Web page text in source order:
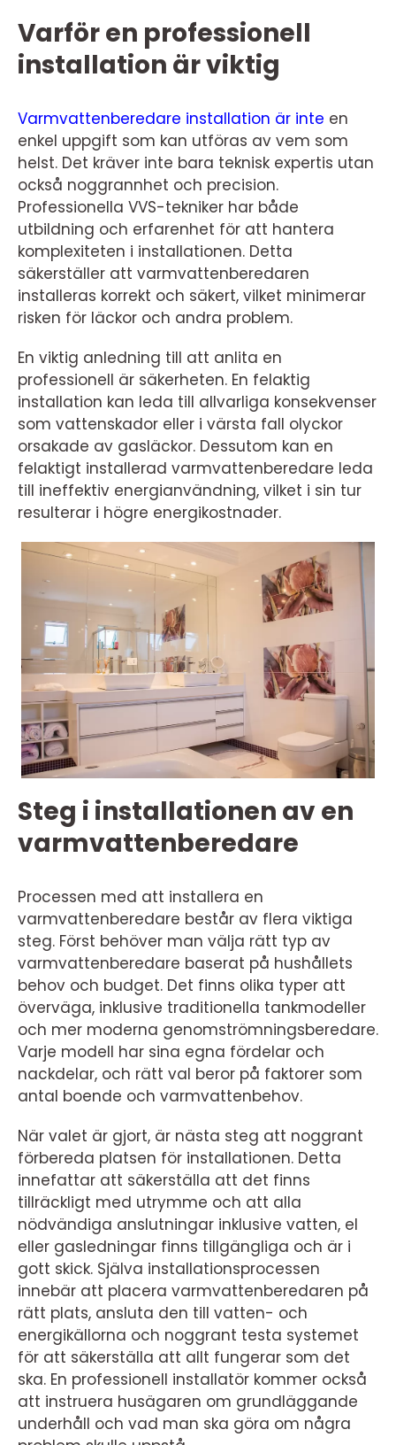
Varför en professionell
installation är viktig
Varmvattenberedare installation är inte en
enkel uppgift som kan utföras av vem som
helst. Det kräver inte bara teknisk expertis utan
också noggrannhet och precision.
Professionella VVS-tekniker har både
utbildning och erfarenhet för att hantera
komplexiteten i installationen. Detta
säkerställer att varmvattenberedaren
installeras korrekt och säkert, vilket minimerar
risken för läckor och andra problem.
En viktig anledning till att anlita en
professionell är säkerheten. En felaktig
installation kan leda till allvarliga konsekvenser
som vattenskador eller i värsta fall olyckor
orsakade av gasläckor. Dessutom kan en
felaktigt installerad varmvattenberedare leda
till ineffektiv energianvändning, vilket i sin tur
resulterar i högre energikostnader.
Steg i installationen av en
varmvattenberedare
Processen med att installera en
varmvattenberedare består av flera viktiga
steg. Först behöver man välja rätt typ av
varmvattenberedare baserat på hushållets
behov och budget. Det finns olika typer att
överväga, inklusive traditionella tankmodeller
och mer moderna genomströmningsberedare.
Varje modell har sina egna fördelar och
nackdelar, och rätt val beror på faktorer som
antal boende och varmvattenbehov.
När valet är gjort, är nästa steg att noggrant
förbereda platsen för installationen. Detta
innefattar att säkerställa att det finns
tillräckligt med utrymme och att alla
nödvändiga anslutningar inklusive vatten, el
eller gasledningar finns tillgängliga och är i
gott skick. Själva installationsprocessen
innebär att placera varmvattenberedaren på
rätt plats, ansluta den till vatten- och
energikällorna och noggrant testa systemet
för att säkerställa att allt fungerar som det
ska. En professionell installatör kommer också
att instruera husägaren om grundläggande
underhåll och vad man ska göra om några